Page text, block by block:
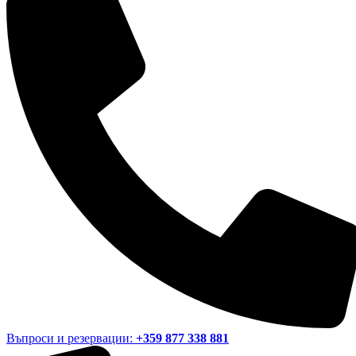
Въпроси и резервации: +359 877 338 881